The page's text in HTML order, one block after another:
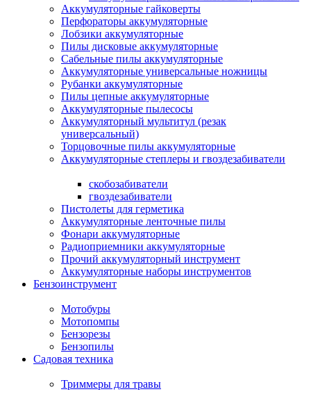
Аккумуляторные гайковерты
Перфораторы аккумуляторные
Лобзики аккумуляторные
Пилы дисковые аккумуляторные
Сабельные пилы аккумуляторные
Аккумуляторные универсальные ножницы
Рубанки аккумуляторные
Пилы цепные аккумуляторные
Аккумуляторные пылесосы
Аккумуляторный мультитул (резак
универсальный)
Торцовочные пилы аккумуляторные
Аккумуляторные степлеры и гвоздезабиватели
скобозабиватели
гвоздезабиватели
Пистолеты для герметика
Аккумуляторные ленточные пилы
Фонари аккумуляторные
Радиоприемники аккумуляторные
Прочий аккумуляторный инструмент
Аккумуляторные наборы инструментов
Бензоинструмент
Мотобуры
Мотопомпы
Бензорезы
Бензопилы
Садовая техника
Триммеры для травы